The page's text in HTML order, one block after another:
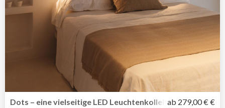
Dots – eine vielseitige LED Leuchtenkollektion von Vibia
ab 279,00 € €